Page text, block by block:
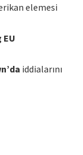
elemesi
EU
iddialarını